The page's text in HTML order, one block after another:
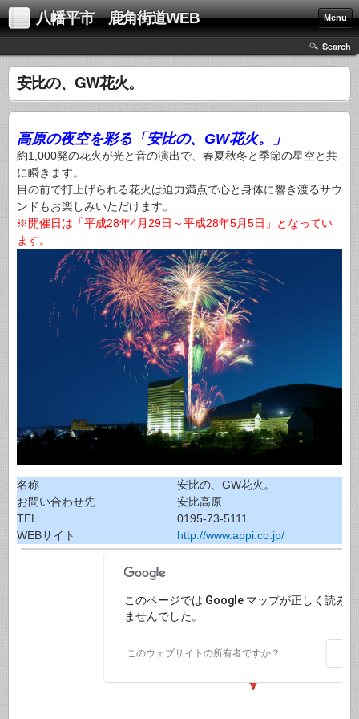
八幡平市 鹿角街道WEB Menu
Search
安比の、GW花火。
高原の夜空を彩る「安比の、GW花火。」
約1,000発の花火が光と音の演出で、春夏秋冬と季節の星空と共
に瞬きます。
目の前で打上げられる花火は迫力満点で心と身体に響き渡るサウ
ンドもお楽しみいただけます。
※開催日は「平成28年4月29日～平成28年5月5日」となってい
ます。
名称
安比の、GW花火。
お問い合わせ先
安比高原
TEL
0195-73-5111
WEBサイト
http://www.appi.co.jp/
このページでは Google マップが正しく読み
ませんでした。
このウェブサイトの所有者ですか？